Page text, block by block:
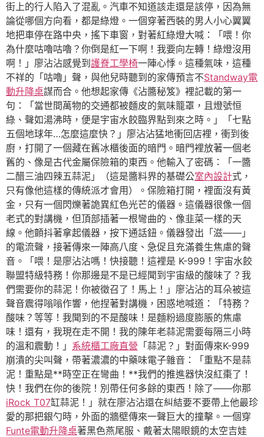
街上的行人陷入了混亂。汽車不知道該走還是該停，因為無
論從哪個方向看，都是綠燈。一個穿著西裝的男人小心翼翼
地把車停在路中央，搖下車窗，對著紅綠燈大喊：「喂！你
為什麼咕嚕咕嚕？你倒是紅一下啊！我要向左轉！綠燈沒用
啊！」廖沾沾感覺到 護脊工學椅一陣心悸。這種氣味，這種
不祥的「咕嚕」聲，與他兒時聽到的家傳預言不Standway電
動升降桌謀而合。他想起家傳《沾醬秘笈》裡記載的第一
句：「當世間萬物的交通都被麵皮的氣味籠罩，且燈號恒
綠、聲如湯沸時，便是宇宙水餃臨界點到來之時。」「七點
五個地球年…怎麼這麼快？」廖沾沾猛地衝回店裡，衝到後
廚，打開了一個藏在舊冰櫃後面的暗門。暗門裡放著一個老
舊的、像是古代金屬保險箱的東西。他輸入了密碼：「一醬
二醋三油四辣五蒜泥」（這是醬料界的基礎公室內設計式，
只有像他這樣的傳統派才會用）。保險箱打開，裡面沒有黃
金，只有一個閃爍著詭異紅色光芒的儀器。這儀器很像一個
老式的對講機，但頂部插著一根彎曲的、像韭菜一樣的天
線。他顫抖著拿起儀器，按下通話鈕。儀器發出「滋——」
的電流聲，接著傳來一陣高八度、急促且充滿養生焦慮的聲
音。「喂！是廖沾沾嗎！快接聽！這裡是 K-999！宇宙水餃
聯盟特級特務！你那邊是不是已經聞到宇宙級的酸味了？我
們需要你的蒜泥！你被徵召了！馬上！」廖沾沾的耳朵被這
聲音震得嗡嗡作響，他捏著對講機，困惑地喊道：「特務？
酸味？等等！我聞到的不是酸味！是麵粉過度膨脹的焦慮
味！還有，我現在走不開！我的陳年老蒜泥需要每隔三小時
的溫和震動！」 系統櫃工廠直營 「蒜泥？」對面傳來K-999
崩潰的尖叫聲，帶著濃濃的中藥味電子雜音：「重點不是蒜
泥！重點是**時空正在彎曲！**我們的推進器快沒紅棗了！
快！我們在你的後院！別帶任何多餘的東西！除了——你那
iRock T07缸蒜泥！」就在廖沾沾還在糾結要不要帶上他最珍
愛的那把銀勺時，外面的牆壁傳來一聲巨大的撞擊。一個穿
Funte電動升降桌著黑色燕尾服、戴著太陽眼鏡的太空吉娃